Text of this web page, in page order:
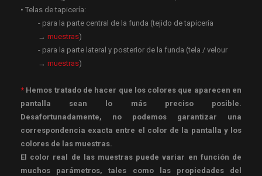
• Telas de tapicería:
- para la parte central de la funda (tejido de tapicería
→ muestras)
- para la parte lateral y posterior de la funda (tela / velour
→ muestras)
* Hemos tratado de hacer que los colores que aparecen en
pantalla sean lo más preciso posible.
Desafortunadamente, no podemos garantizar una
correspondencia exacta entre el color de la pantalla y los
colores de las muestras.
El color real de las muestras puede variar en función de
muchos parámetros, tales como las propiedades del